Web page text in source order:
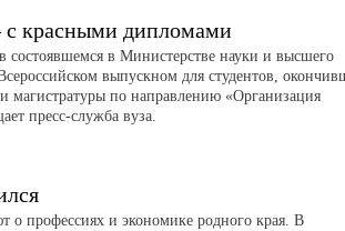
красными дипломами
в Министерстве науки и высшего
выпускном для студентов,
магистратуры по направлению «Организация
пресс-служба вуза.
профессиях и экономике родного края. В